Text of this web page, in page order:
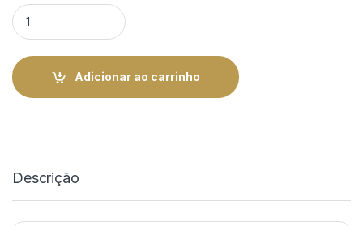
Charuto Alonso Menendez Del Patron Robusto - Maço 25 |
Adicionar ao carrinho
Descrição